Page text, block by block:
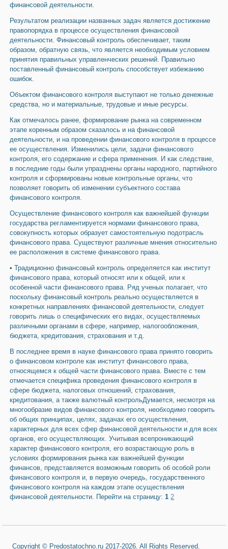
финансовой деятельности.
Результатом реализации названных задач является достижение
правопоряд­ка в процессе осуществления финансовой
деятельности. Финансовый контроль обеспечивает, таким
образом, обратную связь, что является необходимым усло­вием
принятия правильных управленческих решений. Правильно
поставлен­ный финансовый контроль способствует избежанию
ошибок.
Объектом финансового контроля выступают не только денежные
средст­ва, но и материальные, трудовые и иные ресурсы.
Как отмечалось ранее, формирование рынка на современном
этапе ко­ренным образом сказалось и на финансовой
деятельности, и на проведении финансового контроля в процессе
ее осуществления. Изменились цели, за­дачи финансового
контроля, его содержание и сфера применения. И как следствие,
в последние годы были упразднены органы народного, партийно­го
контроля и сформированы новые контрольные органы, что
позволяет го­ворить об изменении субъектного состава
финансового контроля.
Осуществление финансового контроля как важнейшей функции
государства регламентируется нормами финансового права,
совокупность кото­рых образует самостоятельную подотрасль
финансового права. Существуют различные мнения относительно
ее расположения в системе финансового права.
• Традиционно финансовый контроль определяется как институт
финансо­вого права, который относят или к общей, или к
особенной части финансо­вого права. Ряд ученых полагает, что
поскольку финансовый контроль реаль­но осуществляется в
конкретных направлениях финансовой деятельности, следует
говорить лишь о специфических его видах, осуществляемых
различ­ными органами в сфере, например, налогообложения,
бюджета, кредитова­ния, страхования и т.д.
В последнее время в науке финансового права принято говорить
о фи­нансовом контроле как институт финансового права,
относящемся к общей части финансового права. Вместе с тем
отмечается специфика проведения финансового контроля в
сфере бюджета, налоговых отношений, страхова­ния,
кредитования, а также валютный контрольДумается, несмотря на
многообразие видов финансового контроля, не­обходимо говорить
об общих принципах, целях, задачах его осуществления,
характерных для всех сфер финансовой деятельности и для всех
органов, его осуществляющих. Учитывая всепроникающий
характер финансового контроля, его возрастающую роль в
условиях формирования рынка как важ­нейшей функции
финансов, представляется возможным говорить об особой роли
финансового контроля и, в первую очередь, государственного
финан­сового контроля на каждом этапе осуществления
финансовой деятельности. Перейти на страницу: 1 2
Copyright © Predostatochno.ru 2017-2026. All Rights Reserved.